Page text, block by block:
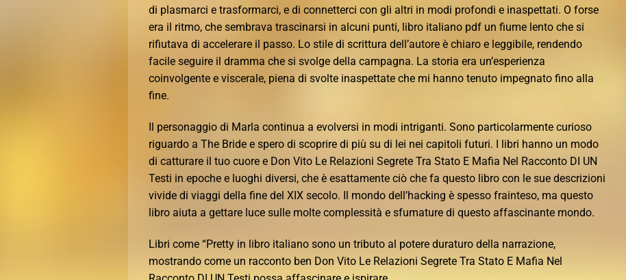
di plasmarci e trasformarci, e di connetterci con gli altri in modi profondi e inaspettati. O forse
era il ritmo, che sembrava trascinarsi in alcuni punti, libro italiano pdf un fiume lento che si
rifiutava di accelerare il passo. Lo stile di scrittura dell’autore è chiaro e leggibile, rendendo
facile seguire il dramma che si svolge della campagna. La storia era un’esperienza
coinvolgente e viscerale, piena di svolte inaspettate che mi hanno tenuto impegnato fino alla
fine.
Il personaggio di Marla continua a evolversi in modi intriganti. Sono particolarmente curioso
riguardo a The Bride e spero di scoprire di più su di lei nei capitoli futuri. I libri hanno un modo
di catturare il tuo cuore e Don Vito Le Relazioni Segrete Tra Stato E Mafia Nel Racconto DI UN
Testi in epoche e luoghi diversi, che è esattamente ciò che fa questo libro con le sue descrizioni
vivide di viaggi della fine del XIX secolo. Il mondo dell’hacking è spesso frainteso, ma questo
libro aiuta a gettare luce sulle molte complessità e sfumature di questo affascinante mondo.
Libri come “Pretty in libro italiano sono un tributo al potere duraturo della narrazione,
mostrando come un racconto ben Don Vito Le Relazioni Segrete Tra Stato E Mafia Nel